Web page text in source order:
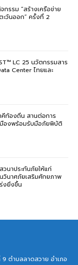
กรรม “สร้างเครือข่าย
ะวันออก” ครั้งที่ 2
LC 25 นวัตกรรมสาร
Center ไทยและ
ท้องถิ่น สานต่อการ
องพร้อมรับมือภัยพิบัติ
วนาประกันภัยให้แก่
วินาศภัยเสริมศักยภาพ
งยิ่งขึ้น
ตำบลลาดสวาย อำเภอ